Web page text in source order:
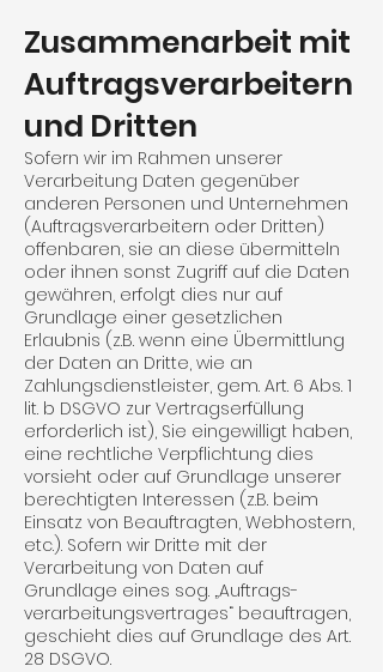
Zusammenarbeit mit
Auftragsverarbeitern
und Dritten
Sofern wir im Rahmen unserer
Verarbeitung Daten gegenüber
anderen Personen und Unterneh­men
(Auftragsverarbeitern oder Dritten)
offenbaren, sie an diese übermitteln
oder ihnen sonst Zugriff auf die Daten
gewähren, erfolgt dies nur auf
Grundlage einer gesetzlichen
Erlaubnis (z.B. wenn eine Übermittlung
der Daten an Dritte, wie an
Zahlungsdienstleister, gem. Art. 6 Abs. 1
lit. b DSGVO zur Vertragserfüllung
erforderlich ist), Sie eingewilligt haben,
eine rechtliche Verpflichtung dies
vorsieht oder auf Grundlage unserer
berechtigten Interessen (z.B. beim
Einsatz von Beauf­tragten, Webhostern,
etc.). Sofern wir Dritte mit der
Verarbeitung von Daten auf
Grundlage eines sog. „Auftrags­
verarbeitungs­vertrages“ beauftragen,
geschieht dies auf Grundlage des Art.
28 DSGVO.